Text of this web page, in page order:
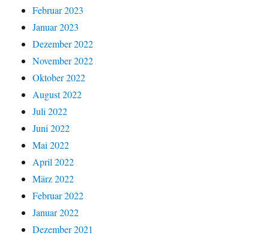
Februar 2023
Januar 2023
Dezember 2022
November 2022
Oktober 2022
August 2022
Juli 2022
Juni 2022
Mai 2022
April 2022
März 2022
Februar 2022
Januar 2022
Dezember 2021